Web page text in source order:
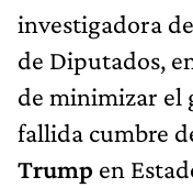
investigadora
de Diputados,
de minimizar el
fallida cumbre
Trump en